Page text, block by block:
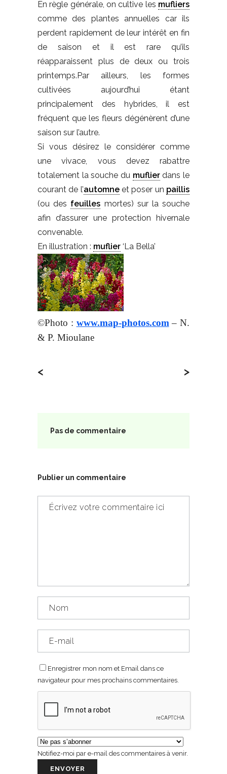
En règle générale, on cultive les mufliers
comme des plantes annuelles car ils
perdent rapidement de leur intérêt en fin
de saison et il est rare qu’ils
réapparaissent plus de deux ou trois
printemps.Par ailleurs, les formes
cultivées aujourd’hui étant
principalement des hybrides, il est
fréquent que les fleurs dégénèrent d’une
saison sur l’autre.
Si vous désirez le considérer comme
une vivace, vous devez rabattre
totalement la souche du muflierdans le
courant de l’automneet poser un paillis
(ou des feuilles mortes) sur la souche
afin d’assurer une protection hivernale
convenable.
En illustration : muflier ‘La Bella’
©Photo : www.map-photos.com – N.
& P. Mioulane
< >
Pas de commentaire
Publier un commentaire
Enregistrer mon nom et Email dans ce
navigateur pour mes prochains commentaires.
Notifiez-moi par e-mail des commentaires à venir.